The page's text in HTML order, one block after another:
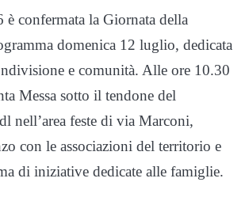
è confermata la Giornata della
domenica 12 luglio, dedicata
e comunità. Alle ore 10.30
Messa sotto il tendone del
nell’area feste di via Marconi,
con le associazioni del territorio e
di iniziative dedicate alle famiglie.